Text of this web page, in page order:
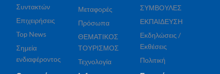
Συντακτών
Επιχειρήσεις
Top News
Σημεία
ενδιαφέροντος
Μεταφορές
Πρόσωπα
ΘΕΜΑΤΙΚΟΣ
ΤΟΥΡΙΣΜΟΣ
Τεχνολογία
ΣΥΜΒΟΥΛΕΣ
ΕΚΠΑΙΔΕΥΣΗ
Εκδηλώσεις /
Εκθέσεις
Πολιτική